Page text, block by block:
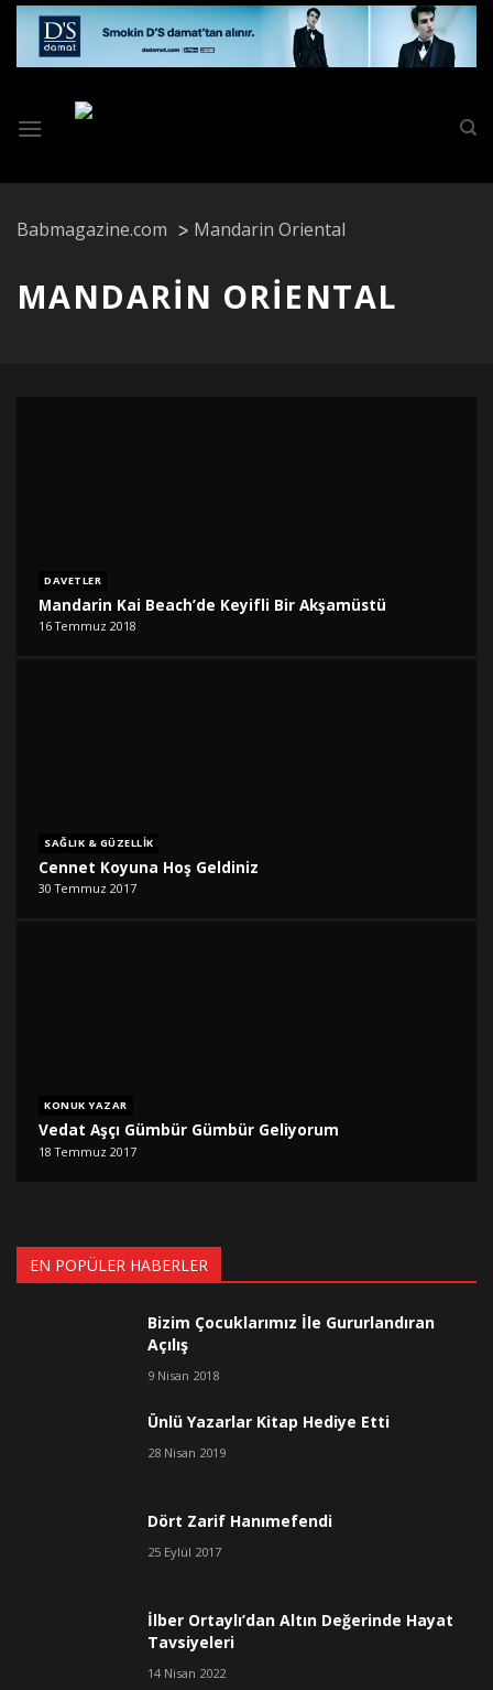
Skip
content
Babmagazine.com Mandarin Oriental
MANDARIN ORIENTAL
DAVETLER
Mandarin Kai Beach’de Keyifli Bir Akşamüstü
16 Temmuz 2018
SAĞLIK & GÜZELLIK
Cennet Koyuna Hoş Geldiniz
30 Temmuz 2017
KONUK YAZAR
Vedat Aşçı Gümbür Gümbür Geliyorum
18 Temmuz 2017
EN POPÜLER HABERLER
Bizim Çocuklarımız İle Gururlandıran
Açılış
9 Nisan 2018
Ünlü Yazarlar Kitap Hediye Etti
28 Nisan 2019
Dört Zarif Hanımefendi
25 Eylül 2017
İlber Ortaylı’dan Altın Değerinde Hayat
Tavsiyeleri
14 Nisan 2022